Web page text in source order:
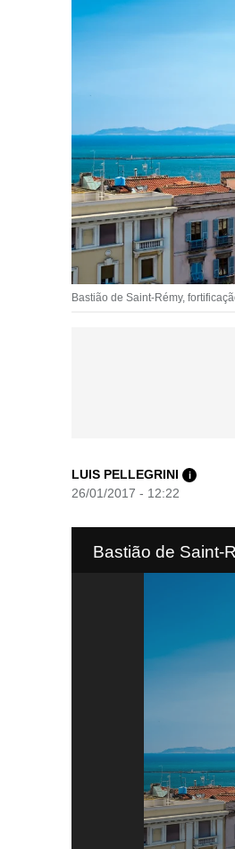
Bastião de Saint-Rémy,
LUIS PELLEGRINI i
26/01/2017 - 12:22
Bastião de Saint-